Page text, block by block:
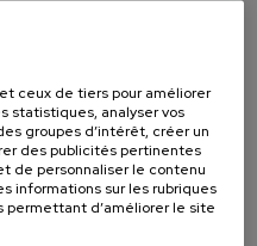
DE 25 €
ceux de tiers pour améliorer
statistiques, analyser vos
groupes d’intérêt, créer un
des publicités pertinentes
de personnaliser le contenu
informations sur les rubriques
permettant d’améliorer le site